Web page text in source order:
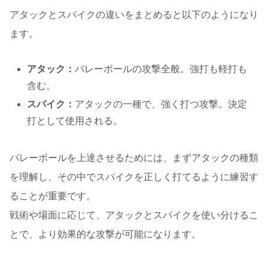
アタックとスパイクの違いをまとめると以下のようになり
ます。
アタック：バレーボールの攻撃全般。強打も軽打も
含む。
スパイク： アタックの一種で、強く打つ攻撃。決定
打として使用される。
バレーボールを上達させるためには、まずアタックの種類
を理解し、その中でスパイクを正しく打てるように練習す
ることが重要です。
戦術や場面に応じて、アタックとスパイクを使い分けるこ
とで、より効果的な攻撃が可能になります。